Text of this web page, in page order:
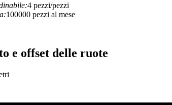
4 pezzi/pezzi
100000 pezzi al mese
e offset delle ruote